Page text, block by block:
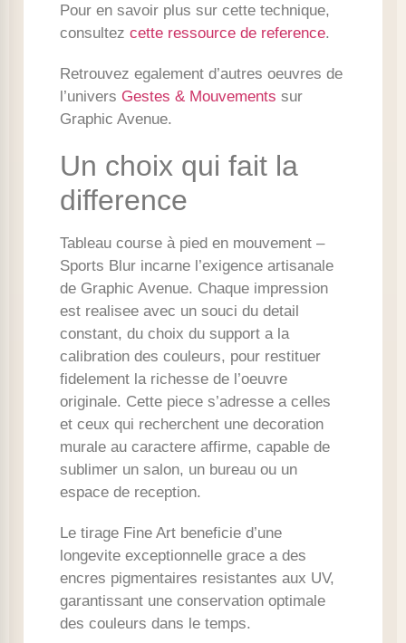
Pour en savoir plus sur cette technique,
consultez cette ressource de reference.
Retrouvez egalement d’autres oeuvres de
l’univers Gestes & Mouvements sur
Graphic Avenue.
Un choix qui fait la
difference
Tableau course à pied en mouvement –
Sports Blur incarne l’exigence artisanale
de Graphic Avenue. Chaque impression
est realisee avec un souci du detail
constant, du choix du support a la
calibration des couleurs, pour restituer
fidelement la richesse de l’oeuvre
originale. Cette piece s’adresse a celles
et ceux qui recherchent une decoration
murale au caractere affirme, capable de
sublimer un salon, un bureau ou un
espace de reception.
Le tirage Fine Art beneficie d’une
longevite exceptionnelle grace a des
encres pigmentaires resistantes aux UV,
garantissant une conservation optimale
des couleurs dans le temps.